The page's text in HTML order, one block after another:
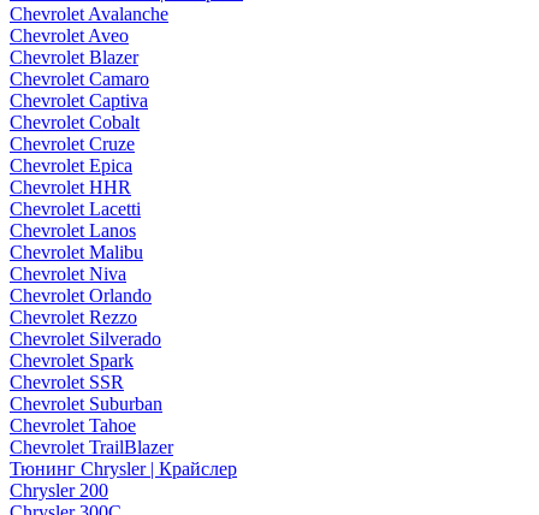
Chevrolet Avalanche
Chevrolet Aveo
Chevrolet Blazer
Chevrolet Camaro
Chevrolet Captiva
Chevrolet Cobalt
Chevrolet Cruze
Chevrolet Epica
Chevrolet HHR
Chevrolet Lacetti
Chevrolet Lanos
Chevrolet Malibu
Chevrolet Niva
Chevrolet Orlando
Chevrolet Rezzo
Chevrolet Silverado
Chevrolet Spark
Chevrolet SSR
Chevrolet Suburban
Chevrolet Tahoe
Chevrolet TrailBlazer
Тюнинг Chrysler | Крайслер
Chrysler 200